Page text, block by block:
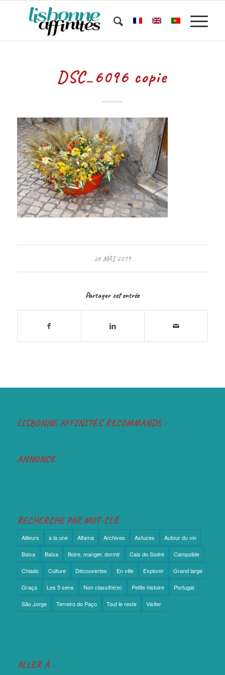
DSC_6096 copie
26 MAI 2019
Partager cet entrée
LISBONNE AFFINITÉS RECOMMANDE :
ANNONCE
RECHERCHE PAR MOT-CLÉ
Ailleurs a la une Alfama Archives Astuces Autour du vin
Baixa Baixa Boire, manger, dormir Cais do Sodré Campolide
Chiado Culture Découvertes En ville Explorer Grand large
Graça Les 5 sens Non classifié(e) Petite histoire Portugal
São Jorge Terreiro do Paço Tout le reste Visiter
ALLER À …